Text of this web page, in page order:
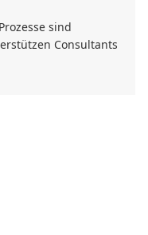
sind
Consultants